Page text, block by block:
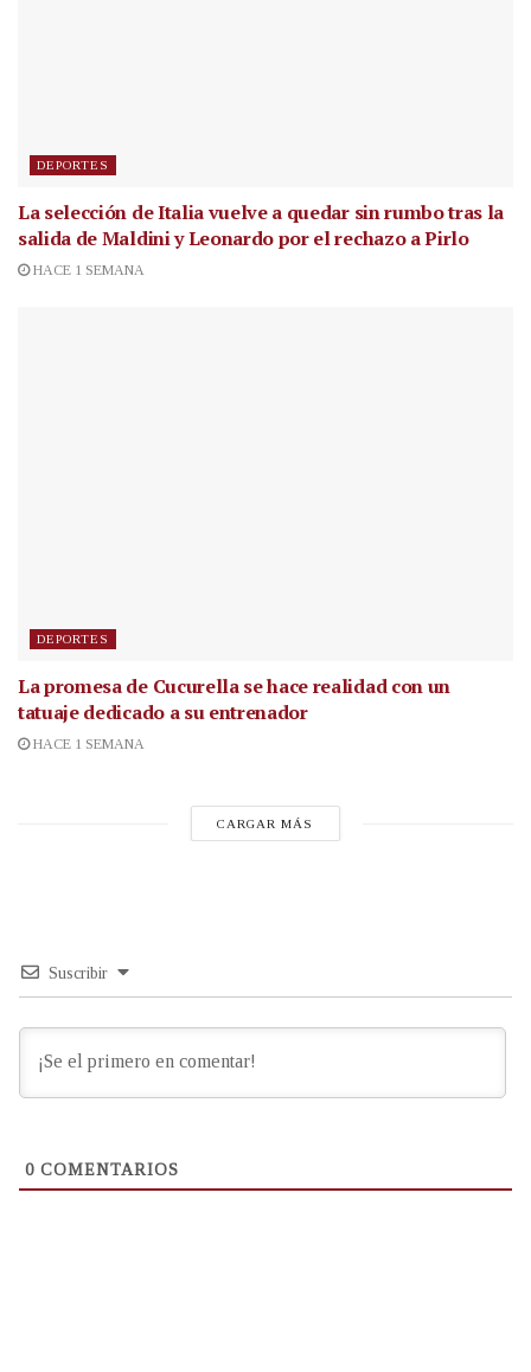
DEPORTES
La selección de Italia vuelve a quedar sin rumbo tras la
salida de Maldini y Leonardo por el rechazo a Pirlo
HACE 1 SEMANA
DEPORTES
La promesa de Cucurella se hace realidad con un
tatuaje dedicado a su entrenador
HACE 1 SEMANA
CARGAR MÁS
Suscribir
0 COMENTARIOS